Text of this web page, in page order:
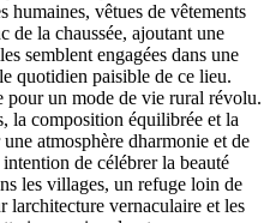
humaines, vêtues de vêtements
de la chaussée, ajoutant une
semblent engagées dans une
quotidien paisible de ce lieu.
pour un mode de vie rural révolu.
la composition équilibrée et la
atmosphère dharmonie et de
de célébrer la beauté
les villages, un refuge loin de
larchitecture vernaculaire et les